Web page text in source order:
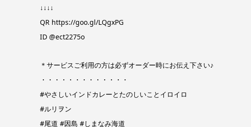
↓↓↓↓
QR https://goo.gl/LQgxPG
ID @ect2275o
＊サービスご利用の方は必ずオーダー時にお伝え下さい♪
・・・・・・・・・・・・・
#やさしいインドカレーとたのしいことイロイロ
#ルリヲン
#尾道 #因島 #しまなみ海道